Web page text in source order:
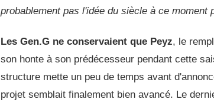
probablement pas l'idée du siècle à ce moment
Les Gen.G ne conservaient que Peyz, le
son honte à son prédécesseur pendant cette
structure mette un peu de temps avant
projet semblait finalement bien avancé. Le